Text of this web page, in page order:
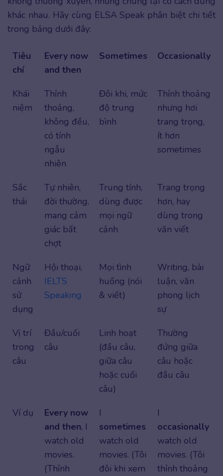
khác nhau. Hãy cùng ELSA Speak phân biệt chi tiết
trong bảng dưới đây:
Tiêu
chí
Every now
and then
Sometimes Occasionally
Khái
niệm
Thỉnh
thoảng,
không đều,
có tính
ngẫu
nhiên
Đôi khi, mức
độ trung
bình
Thỉnh thoảng
nhưng hơi
trang trọng,
ít hơn
sometimes
Sắc
thái
Tự nhiên,
đời thường,
mang cảm
giác bất
chợt
Trung tính,
dùng được
mọi ngữ
cảnh
Trang trọng
hơn, hay
dùng trong
văn viết
Ngữ
cảnh
sử
dụng
Hội thoại,
IELTS
Speaking
Mọi tình
huống (nói
& viết)
Writing, bài
luận, văn
phong lịch
sự
Vị trí
trong
câu
Đầu/cuối
câu
Linh hoạt
(đầu câu,
giữa câu
hoặc cuối
câu)
Thường
đứng giữa
câu hoặc
đầu câu
Ví dụ
Every now
and then, I
watch old
movies.
(Thỉnh
I
sometimes
watch old
movies. (Tôi
đôi khi xem
I
occasionally
watch old
movies. (Tôi
thỉnh thoảng